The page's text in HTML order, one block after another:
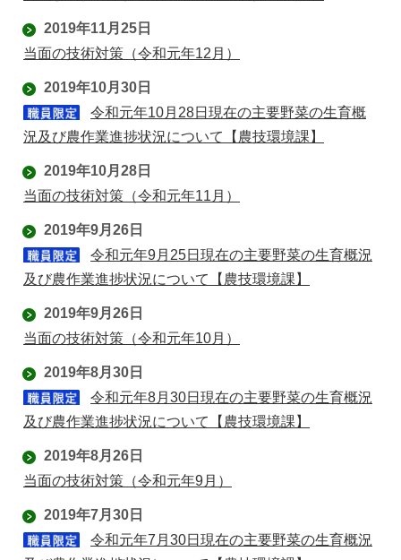
2019年11月25日
当面の技術対策（令和元年12月）
2019年10月30日
令和元年10月28日現在の主要野菜の生育概
況及び農作業進捗状況について【農技環境課】
2019年10月28日
当面の技術対策（令和元年11月）
2019年9月26日
令和元年9月25日現在の主要野菜の生育概況
及び農作業進捗状況について【農技環境課】
2019年9月26日
当面の技術対策（令和元年10月）
2019年8月30日
令和元年8月30日現在の主要野菜の生育概況
及び農作業進捗状況について【農技環境課】
2019年8月26日
当面の技術対策（令和元年9月）
2019年7月30日
令和元年7月30日現在の主要野菜の生育概況